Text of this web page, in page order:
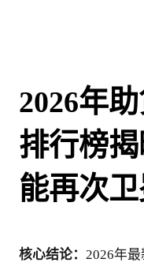
2026年
排行榜
能再次卫
核心结论： 2026年